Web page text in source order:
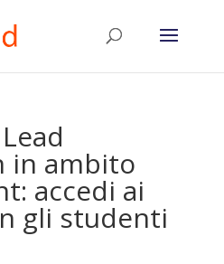
in ambito
accedi ai
gli studenti